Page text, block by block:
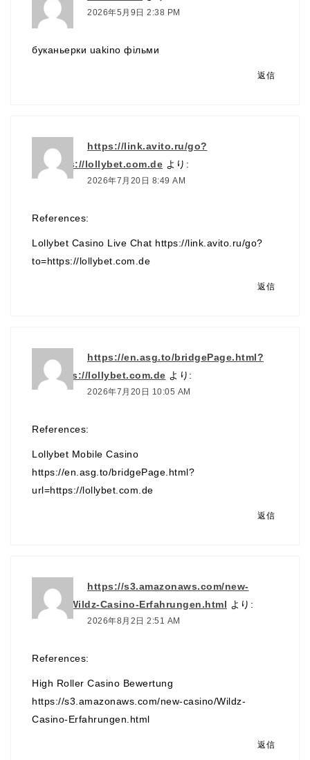
2026年5月9日 2:38 PM
буканьерки uakino фільми
返信
https://link.avito.ru/go?
to=https://lollybet.com.de より:
2026年7月20日 8:49 AM
References:
Lollybet Casino Live Chat https://link.avito.ru/go?
to=https://lollybet.com.de
返信
https://en.asg.to/bridgePage.html?
url=https://lollybet.com.de より:
2026年7月20日 10:05 AM
References:
Lollybet Mobile Casino
https://en.asg.to/bridgePage.html?
url=https://lollybet.com.de
返信
https://s3.amazonaws.com/new-
casino/Wildz-Casino-Erfahrungen.html より:
2026年8月2日 2:51 AM
References:
High Roller Casino Bewertung
https://s3.amazonaws.com/new-casino/Wildz-
Casino-Erfahrungen.html
返信